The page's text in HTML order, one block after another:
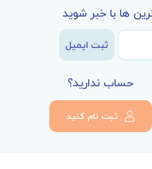
ها با خبر شوید
ثبت ایمیل
حساب ندارید؟
ثبت نام کنید